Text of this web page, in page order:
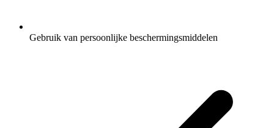
Gebruik van persoonlijke beschermingsmiddelen